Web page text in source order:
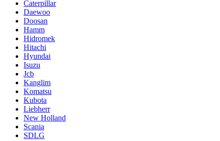
Caterpillar
Daewoo
Doosan
Hamm
Hidromek
Hitachi
Hyundai
Isuzu
Jcb
Kanglim
Komatsu
Kubota
Liebherr
New Holland
Scania
SDLG